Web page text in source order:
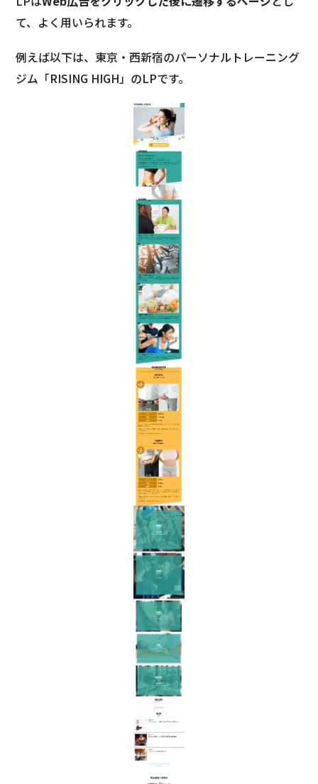
て、よく用いられます。
例えば以下は、東京・西新宿のパーソナルトレーニング
ジム「RISING HIGH」のLPです。